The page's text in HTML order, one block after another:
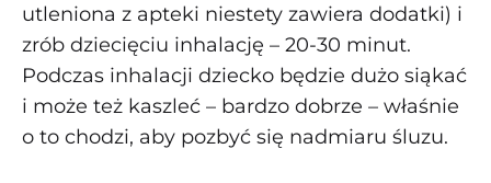
utleniona z apteki niestety zawiera dodatki) i
zrób dziecięciu inhalację – 20-30 minut.
Podczas inhalacji dziecko będzie dużo siąkać
i może też kaszleć – bardzo dobrze – właśnie
o to chodzi, aby pozbyć się nadmiaru śluzu.